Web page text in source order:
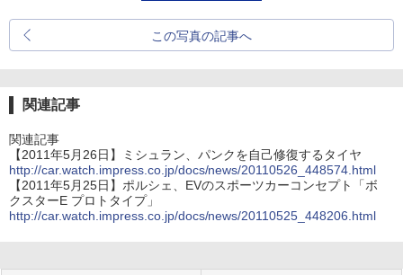
この写真の記事へ
関連記事
関連記事
【2011年5月26日】ミシュラン、パンクを自己修復するタイヤ
http://car.watch.impress.co.jp/docs/news/20110526_448574.html
【2011年5月25日】ポルシェ、EVのスポーツカーコンセプト「ボ
クスターE プロトタイプ」
http://car.watch.impress.co.jp/docs/news/20110525_448206.html